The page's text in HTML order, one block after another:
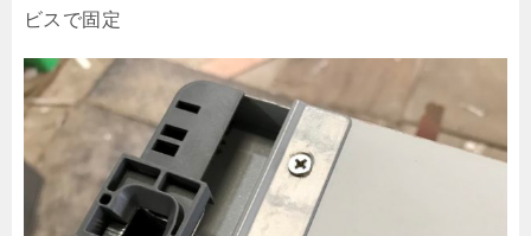
ビスで固定